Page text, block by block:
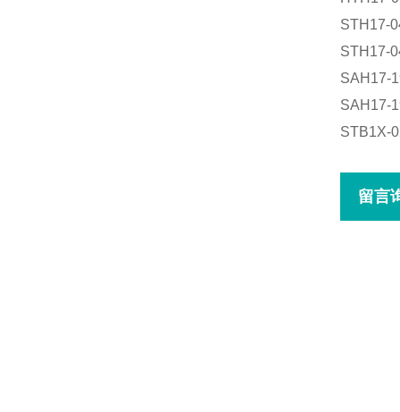
STH17-
STH17-
SAH17-
SAH17-
STB1X-
留言